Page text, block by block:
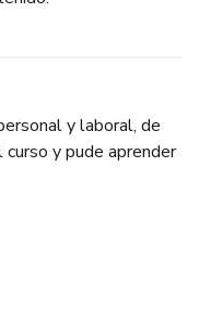
y laboral, de
y pude aprender